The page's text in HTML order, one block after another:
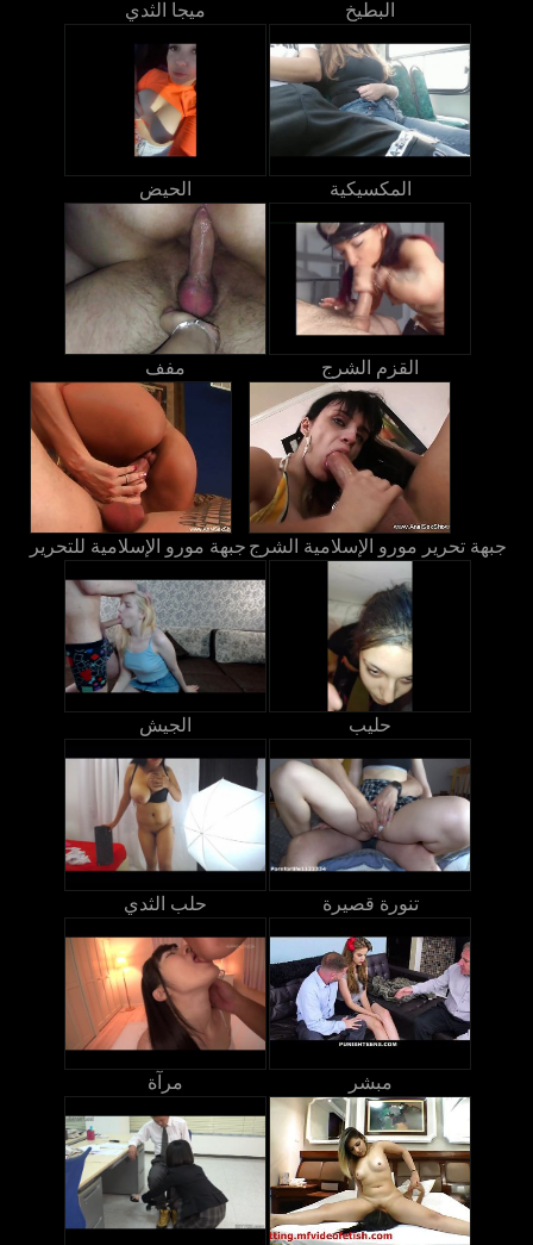
ميجا الثدي البطيخ
الحيض المكسيكية
مفف القزم الشرج
جبهة مورو الإسلامية للتحرير جبهة تحرير مورو الإسلامية الشرج
الجيش حليب
حلب الثدي تنورة قصيرة
مرآة مبشر